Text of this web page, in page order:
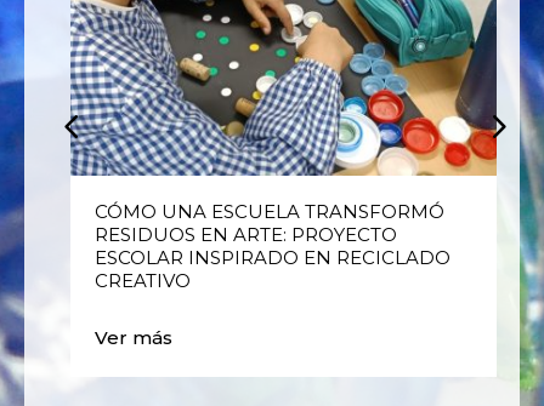
CÓMO UNA ESCUELA TRANSFORMÓ
RESIDUOS EN ARTE: PROYECTO
ESCOLAR INSPIRADO EN RECICLADO
CREATIVO
Ver más